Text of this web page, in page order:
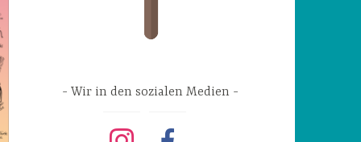
Wir in den sozialen Medien
instagram facebook